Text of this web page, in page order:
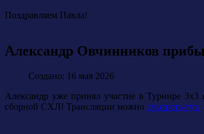
Поздравляем Павла!
Александр Овчинников
Создано: 16 мая 2026
Александр уже принял участие в Турнире 3х3
сборной СХЛ! Трансляции можно смотреть тут.